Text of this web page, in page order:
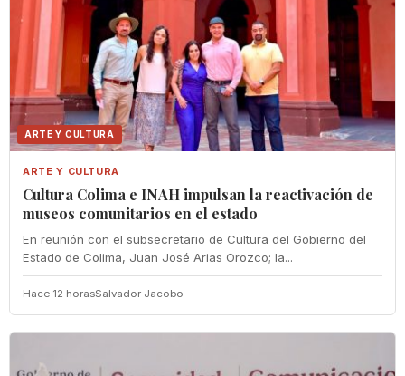
ARTE Y CULTURA
ARTE Y CULTURA
Cultura Colima e INAH impulsan la reactivación de
museos comunitarios en el estado
En reunión con el subsecretario de Cultura del Gobierno del
Estado de Colima, Juan José Arias Orozco; la...
Hace 12 horasSalvador Jacobo